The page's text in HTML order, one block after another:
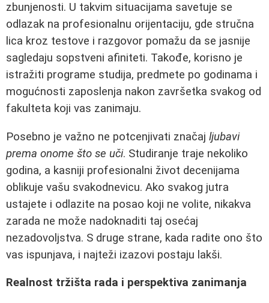
zbunjenosti. U takvim situacijama savetuje se
odlazak na profesionalnu orijentaciju, gde stručna
lica kroz testove i razgovor pomažu da se jasnije
sagledaju sopstveni afiniteti. Takođe, korisno je
istražiti programe studija, predmete po godinama i
mogućnosti zaposlenja nakon završetka svakog od
fakulteta koji vas zanimaju.
Posebno je važno ne potcenjivati značaj ljubavi
prema onome što se uči. Studiranje traje nekoliko
godina, a kasniji profesionalni život decenijama
oblikuje vašu svakodnevicu. Ako svakog jutra
ustajete i odlazite na posao koji ne volite, nikakva
zarada ne može nadoknaditi taj osećaj
nezadovoljstva. S druge strane, kada radite ono što
vas ispunjava, i najteži izazovi postaju lakši.
Realnost tržišta rada i perspektiva zanimanja